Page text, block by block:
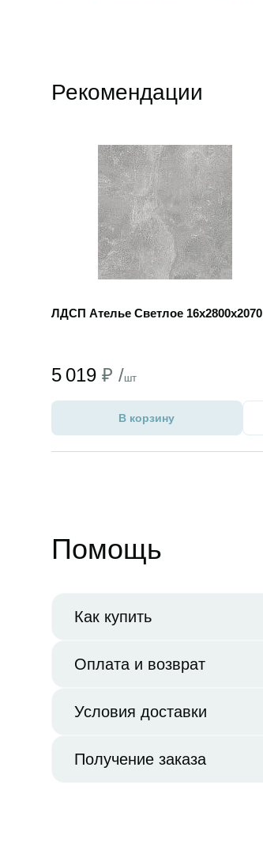
Рекомендации
ЛДСП Ателье Светлое 16х2800х2070
5 019 ₽ /шт
В корзину
Помощь
Как купить
Оплата и возврат
Условия доставки
Получение заказа